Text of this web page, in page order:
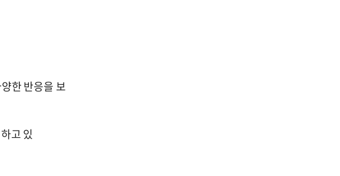
한 반응을 보
고 있